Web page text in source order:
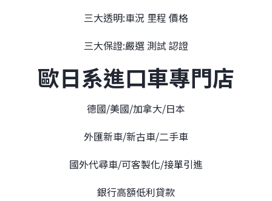
三大透明:車況 里程 價格
三大保證:嚴選 測試 認證
歐日系進口車專門店
德國/美國/加拿大/日本
外匯新車/新古車/二手車
國外代尋車/可客製化/接單引進
銀行高額低利貸款